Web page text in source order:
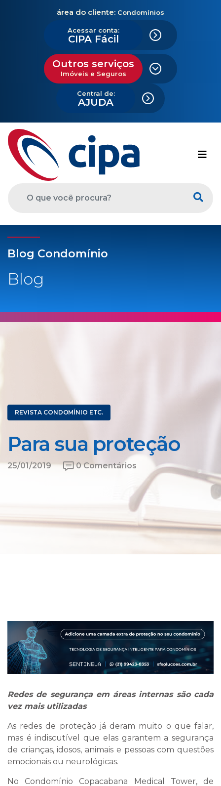
área do cliente: Condomínios
Acessar conta:
CIPA Fácil
Outros serviços
Imóveis e Seguros
Central de:
AJUDA
Blog Condomínio
Blog
REVISTA CONDOMÍNIO ETC.
Para sua proteção
25/01/2019 0 Comentários
Redes de segurança em áreas internas são cada
vez mais utilizadas
As redes de proteção já deram muito o que falar,
mas é indiscutível que elas garantem a segurança
de crianças, idosos, animais e pessoas com questões
emocionais ou neurológicas.
No Condomínio Copacabana Medical Tower, de